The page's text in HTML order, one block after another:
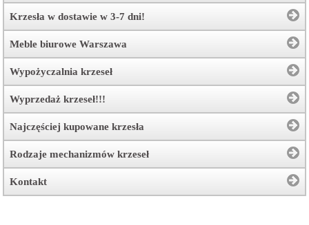
Krzesła w dostawie w 3-7 dni!
Meble biurowe Warszawa
Wypożyczalnia krzeseł
Wyprzedaż krzeseł!!!
Najczęściej kupowane krzesła
Rodzaje mechanizmów krzeseł
Kontakt